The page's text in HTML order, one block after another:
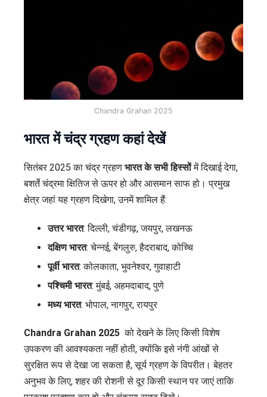
Chandra Grahan 2025
भारत में चंद्र ग्रहण कहां देखें
सितंबर 2025 का चंद्र ग्रहण भारत के सभी हिस्सोंमें दिखाई देगा,
बशर्ते चंद्रमा क्षितिज से ऊपर हो और आसमान साफ हो। प्रमुख
क्षेत्र जहां यह ग्रहण दिखेगा, उनमें शामिल हैं:
उत्तर भारत: दिल्ली, चंडीगढ़, जयपुर, लखनऊ
दक्षिण भारत: चेन्नई, बेंगलुरु, हैदराबाद, कोच्चि
पूर्वी भारत: कोलकाता, भुवनेश्वर, गुवाहाटी
पश्चिमी भारत: मुंबई, अहमदाबाद, पुणे
मध्य भारत: भोपाल, नागपुर, रायपुर
Chandra Grahan 2025 को देखने के लिए किसी विशेष
उपकरण की आवश्यकता नहीं होती, क्योंकि इसे नंगी आंखों से
सुरक्षित रूप से देखा जा सकता है, सूर्य ग्रहण के विपरीत। बेहतर
अनुभव के लिए, शहर की रोशनी से दूर किसी स्थान पर जाएं ताकि